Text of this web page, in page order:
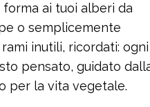
ai tuoi alberi da
o semplicemente
inutili, ricordati: ogni
pensato, guidato
per la vita vegetale.